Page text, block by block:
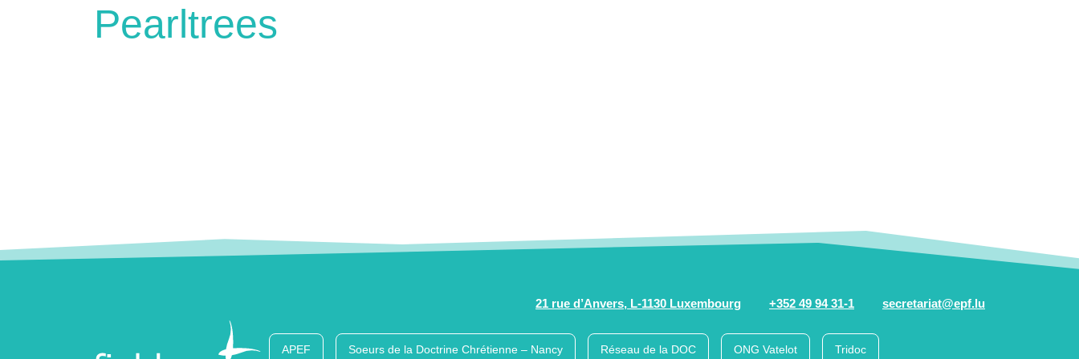
Pearltrees
21 rue d’Anvers, L-1130 Luxembourg +352 49 94 31-1 secretariat@epf.lu
APEF Soeurs de la Doctrine Chrétienne – Nancy Réseau de la DOC ONG Vatelot Tridoc